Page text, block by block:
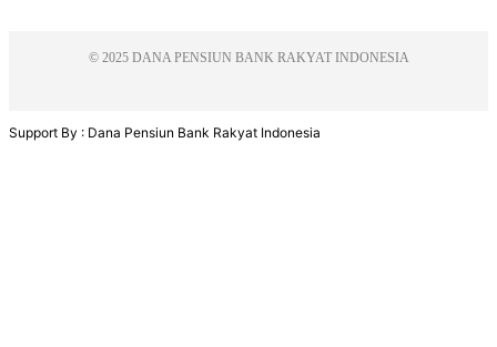
© 2025 DANA PENSIUN BANK RAKYAT INDONESIA
Support By : Dana Pensiun Bank Rakyat Indonesia